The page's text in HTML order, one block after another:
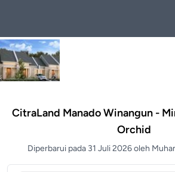
CitraLand Manado Winangun -
Orchid
Diperbarui pada 31 Juli 2026 oleh